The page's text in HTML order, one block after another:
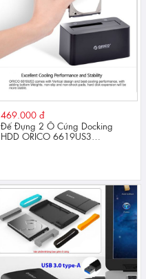
469.000 đ
Đế Đựng 2 Ổ Cứng Docking
HDD ORICO 6619US3